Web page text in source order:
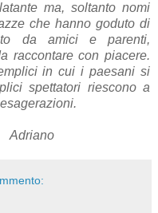
ma, soltanto nomi
che hanno goduto di
da amici e parenti,
raccontare con piacere.
in cui i paesani si
spettatori riescono a
Adriano